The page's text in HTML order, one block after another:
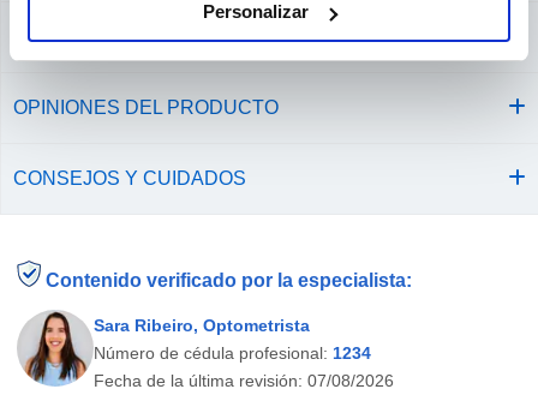
Personalizar
GUÍA DE ADAPTACIÓN
OPINIONES DEL PRODUCTO
CONSEJOS Y CUIDADOS
Contenido verificado por la especialista:
Sara Ribeiro, Optometrista
Número de cédula profesional: 1234
Fecha de la última revisión: 07/08/2026